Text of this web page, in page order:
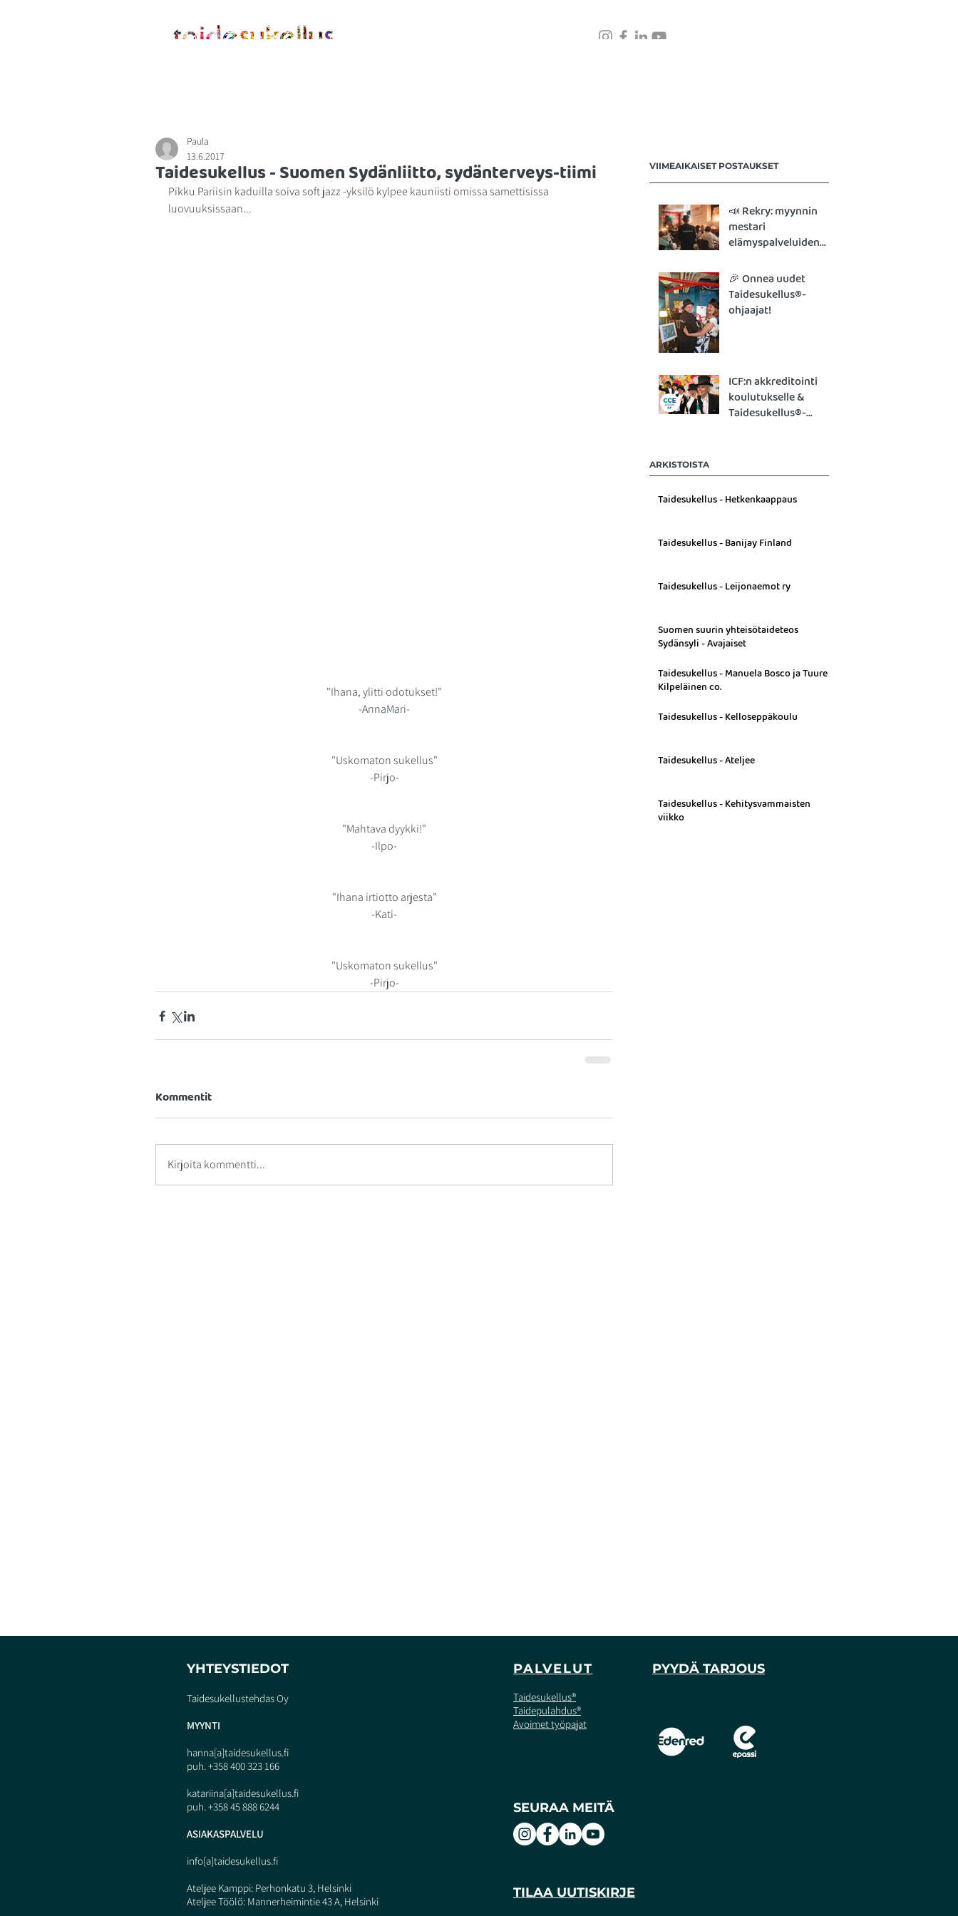
VIIMEAIKAISET POSTAUKSET
📣 Rekry: myynnin
mestari
elämyspalveluiden
🎉 Onnea uudet
Taidesukellus®-
ohjaajat!
ICF:n akkreditointi
koulutukselle &
Taidesukellus®-
ARKISTOISTA
Taidesukellus - Hetkenkaappaus
Taidesukellus - Banijay Finland
Taidesukellus - Leijonaemot ry
Suomen suurin yhteisötaideteos
Sydänsyli - Avajaiset
Taidesukellus - Manuela Bosco ja Tuure
Kilpeläinen co.
Taidesukellus - Kelloseppäkoulu
Taidesukellus - Ateljee
Taidesukellus - Kehitysvammaisten
viikko
Taidesukellus - Suomen Sydänliitto, sydänterveys-tiimi
Paula
13.6.2017
Pikku Pariisin kaduilla soiva soft jazz -yksilö kylpee kauniisti omissa samettisissa
luovuuksissaan...
"Ihana, ylitti odotukset!"
-AnnaMari-
"Uskomaton sukellus"
-Pirjo-
"Mahtava dyykki!"
-Ilpo-
"Ihana irtiotto arjesta"
-Kati-
"Uskomaton sukellus"
-Pirjo-
Kommentit
Kirjoita kommentti...
YHTEYSTIEDOT
Taidesukellustehdas Oy
MYYNTI
hanna[a]taidesukellus.fi
puh. +358 400 323 166
katariina[a]taidesukellus.fi
puh. +358 45 888 6244
ASIAKASPALVELU
info[a]taidesukellus.fi
Ateljee Kamppi: Perhonkatu 3, Helsinki
Ateljee Töölö: Mannerheimintie 43 A, Helsinki
PALVELUT
Taidesukellus®
Taidepulahdus®
Avoimet työpajat
PYYDÄ TARJOUS
SEURAA MEITÄ
TILAA UUTISKIRJE